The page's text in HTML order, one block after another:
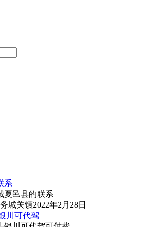
系
夏邑县的联系
城关镇2022年2月28日
川可代驾